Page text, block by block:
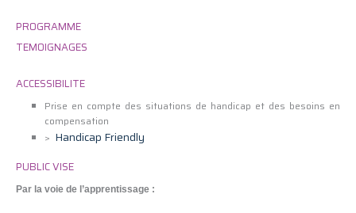
PROGRAMME
TEMOIGNAGES
ACCESSIBILITE
Prise en compte des situations de handicap et des besoins en
compensation
> Handicap Friendly
PUBLIC VISE
Par la voie de l’apprentissage :